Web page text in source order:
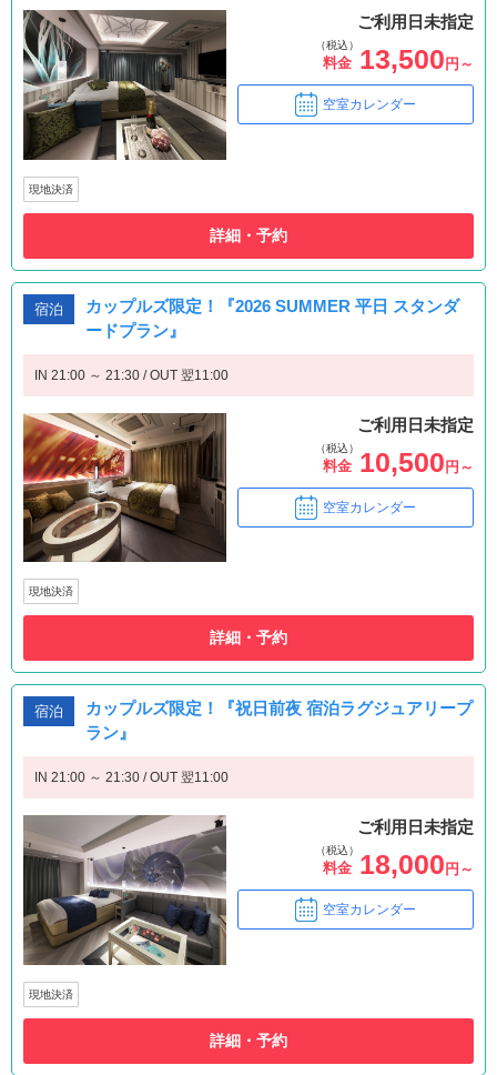
ご利用日未指定
（税込）
料金 13,500 円～
空室カレンダー
現地決済
詳細・予約
宿泊
カップルズ限定！『2026 SUMMER 平日 スタンダ
ードプラン』
IN 21:00 ～ 21:30 / OUT 翌11:00
ご利用日未指定
（税込）
料金 10,500 円～
空室カレンダー
現地決済
詳細・予約
宿泊
カップルズ限定！『祝日前夜 宿泊ラグジュアリープ
ラン』
IN 21:00 ～ 21:30 / OUT 翌11:00
ご利用日未指定
（税込）
料金 18,000 円～
空室カレンダー
現地決済
詳細・予約